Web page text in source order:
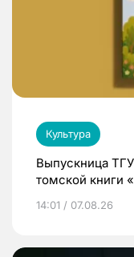
Культура
Выпускница
томской книги
14:01 / 07.08.26